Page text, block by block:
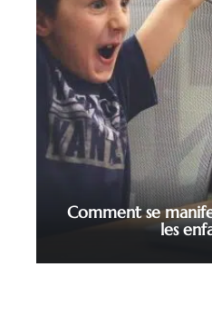
Comment se
les